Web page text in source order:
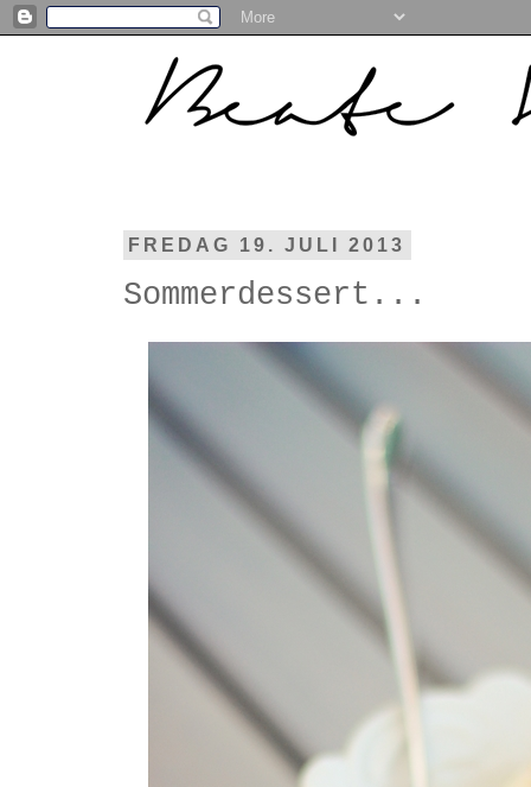
FREDAG 19. JULI 2013
Sommerdessert...